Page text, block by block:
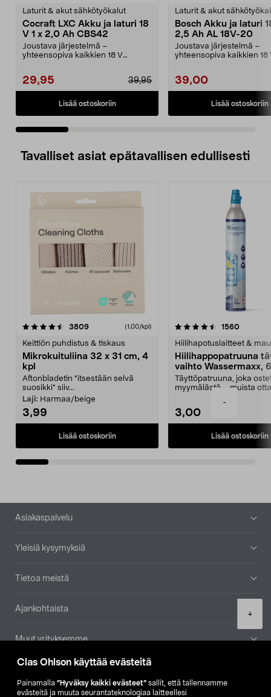
Clas Ohlson käyttää evästeitä
Painamalla ”Hyväksy kaikki evästeet” sallit, että tallennamme
evästeitä ja muuta seurantateknologiaa laitteellesi
-
+
Laturit & akut sähkötyökalut
Cocraft LXC Akku ja laturi 18
V 1 x 2,0 Ah CBS42
Joustava järjestelmä –
yhteensopiva kaikkien 18 V
29,95 39,95
Lisää ostoskoriin
Laturit & akut
Bosch Akku ja laturi
2,5 Ah AL 18V-20
Joustava järjestelmä –
yhteensopiva kaikkien 18
39,00
Lisää ostoskoriin
Tavalliset asiat epätavallisen edullisesti
3809arvostelut (1,00/kpl)
Keittiön puhdistus & tiskaus
Mikrokuituliina 32 x 31 cm, 4
kpl
Aftonbladetin "itsestään selvä
suosikki" siiv...
Laji: Harmaa/beige
3,99
Lisää ostoskoriin
4.5viidestä
1560
Hiilihapotuslaitteet &
Hiilihappopatruuna
vaihto Wassermaxx,
Täyttöpatruuna, joka
myymälästä – muista
3,00
Lisää ostoskoriin
4.5viidestä
Alatunniste
Asiakaspalvelu
Yleisiä kysymyksiä
Tietoa meistä
Ajankohtaista
Muut yrityksemme
Etsi myymälä